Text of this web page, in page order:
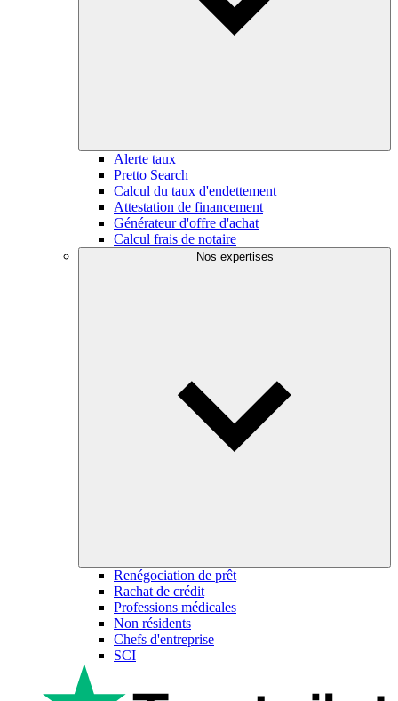
Alerte taux
Pretto Search
Calcul du taux d'endettement
Attestation de financement
Générateur d'offre d'achat
Calcul frais de notaire
Nos expertises
Renégociation de prêt
Rachat de crédit
Professions médicales
Non résidents
Chefs d'entreprise
SCI